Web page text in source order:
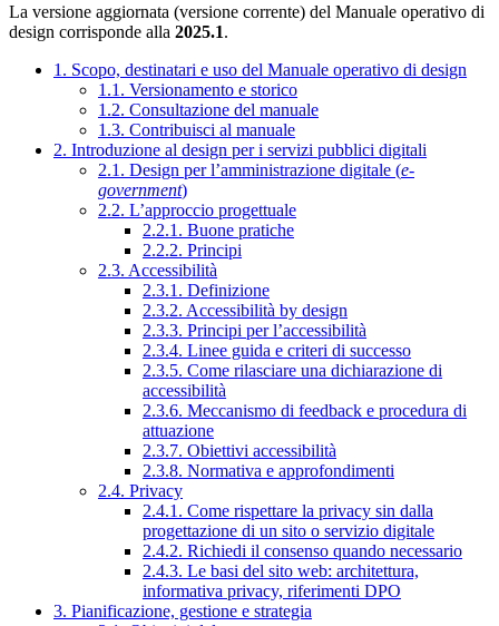
La versione aggiornata (versione corrente) del Manuale operativo di
design corrisponde alla 2025.1.
1. Scopo, destinatari e uso del Manuale operativo di design
1.1. Versionamento e storico
1.2. Consultazione del manuale
1.3. Contribuisci al manuale
2. Introduzione al design per i servizi pubblici digitali
2.1. Design per l’amministrazione digitale (e-
government)
2.2. L’approccio progettuale
2.2.1. Buone pratiche
2.2.2. Principi
2.3. Accessibilità
2.3.1. Definizione
2.3.2. Accessibilità by design
2.3.3. Principi per l’accessibilità
2.3.4. Linee guida e criteri di successo
2.3.5. Come rilasciare una dichiarazione di
accessibilità
2.3.6. Meccanismo di feedback e procedura di
attuazione
2.3.7. Obiettivi accessibilità
2.3.8. Normativa e approfondimenti
2.4. Privacy
2.4.1. Come rispettare la privacy sin dalla
progettazione di un sito o servizio digitale
2.4.2. Richiedi il consenso quando necessario
2.4.3. Le basi del sito web: architettura,
informativa privacy, riferimenti DPO
3. Pianificazione, gestione e strategia